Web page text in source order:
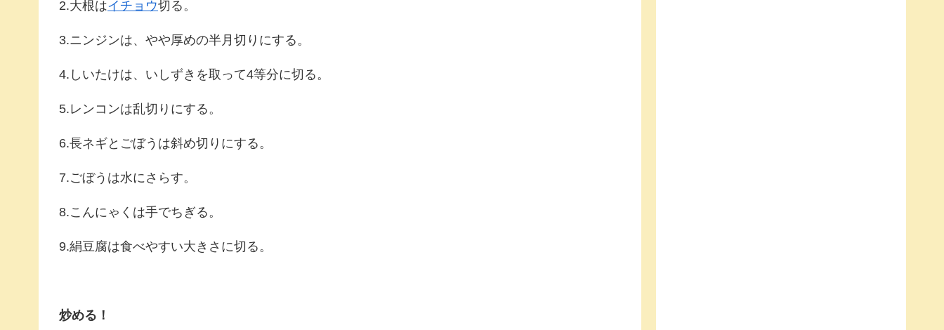
2.大根はイチョウ切る。
3.ニンジンは、やや厚めの半月切りにする。
4.しいたけは、いしずきを取って4等分に切る。
5.レンコンは乱切りにする。
6.長ネギとごぼうは斜め切りにする。
7.ごぼうは水にさらす。
8.こんにゃくは手でちぎる。
9.絹豆腐は食べやすい大きさに切る。
炒める！